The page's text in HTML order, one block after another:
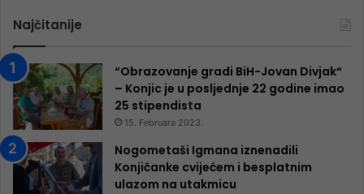
Najčitanije
“Obrazovanje gradi BiH-Jovan Divjak“
– Konjic je u posljednje 22 godine imao
25 ​​stipendista
15. Februara 2023.
Nogometaši Igmana iznenadili
Konjičanke cvijećem i besplatnim
ulazom na utakmicu